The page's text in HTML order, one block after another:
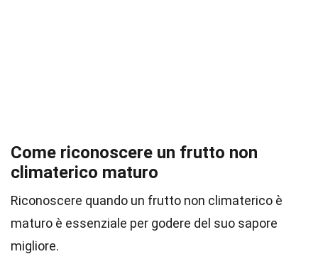
Come riconoscere un frutto non
climaterico maturo
Riconoscere quando un frutto non climaterico è
maturo è essenziale per godere del suo sapore
migliore.